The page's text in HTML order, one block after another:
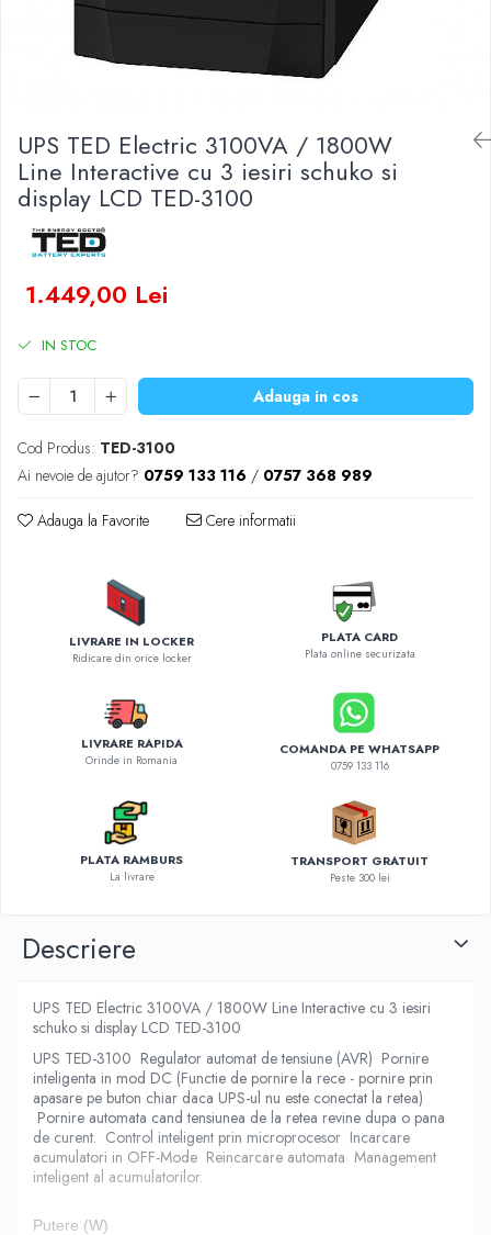
Aplice LED
Kit-uri vlogging
Electrice
Convertoare tensiune
Prelungitoare
Ventilatoare
Cablu coaxial
Periferice PC
Accesorii auto
Redresoare
Roboti pornire
Carcase protectie NOCO BOOST
Incarcator masina electrica
Aparate de spalat cu presiune
Compresoare
UPS TED Electric 3100VA / 1800W
Line Interactive cu 3 iesiri schuko si
display LCD TED-3100
1.449,00 Lei
IN STOC
Adauga in cos
Cod Produs: TED-3100
Ai nevoie de ajutor? 0759 133 116 / 0757 368 989
Adauga la Favorite Cere informatii
LIVRARE IN LOCKER
Ridicare din orice locker
PLATA CARD
Plata online securizata
LIVRARE RAPIDA
Orinde in Romania
COMANDA PE WHATSAPP
0759 133 116
PLATA RAMBURS
La livrare
TRANSPORT GRATUIT
Peste 300 lei
Descriere
UPS TED Electric 3100VA / 1800W Line Interactive cu 3 iesiri
schuko si display LCD TED-3100
UPS TED-3100 Regulator automat de tensiune (AVR) Pornire
inteligenta in mod DC (Functie de pornire la rece - pornire prin
apasare pe buton chiar daca UPS-ul nu este conectat la retea)
Pornire automata cand tensiunea de la retea revine dupa o pana
de curent. Control inteligent prin microprocesor Incarcare
acumulatori in OFF-Mode Reincarcare automata Management
inteligent al acumulatorilor.
Putere (W)